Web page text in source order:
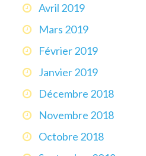
Avril 2019
Mars 2019
Février 2019
Janvier 2019
Décembre 2018
Novembre 2018
Octobre 2018